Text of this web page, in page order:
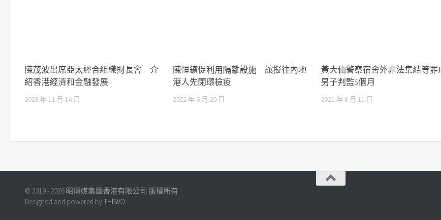
陳茂波出席亞太經合組織財長會 介
紹香港經濟和金融發展
2023 年 11 月 14 日
陳恒鑌促利用隔離設施 讓擬往內地
港人先閉環檢疫
2022 年 6 月 20 日
黃大仙警察宿舍外非法集結等
男子判監5個月
2021 年 8 月 11 日
© 2019 - 2026 昭傳媒集團香港有限公司 版權所有
Designed and powered by THISVO